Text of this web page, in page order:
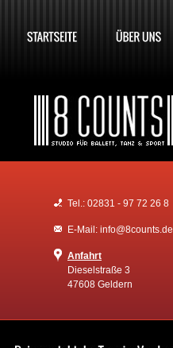
Tel.: 02831 - 97 72 26 8
E-Mail: info@8counts.de
Anfahrt
Dieselstraße 3
47608 Geldern